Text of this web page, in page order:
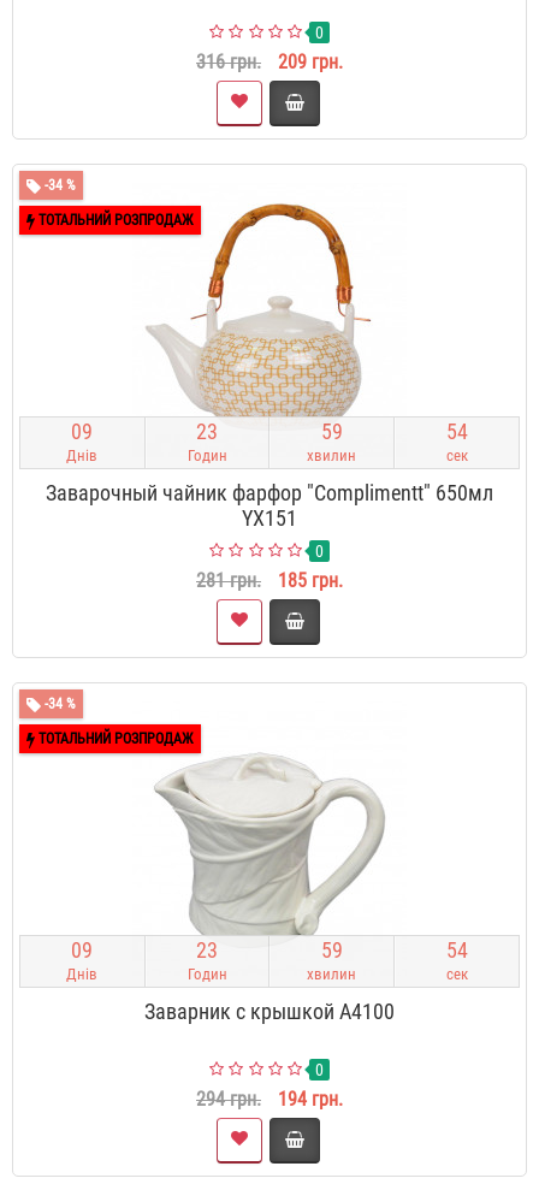
0
316 грн. 209 грн.
-34 %
ТОТАЛЬНИЙ РОЗПРОДАЖ
09
Днів
23
Годин
59
хвилин
53
сек
Заварочный чайник фарфор "Complimentt" 650мл
YX151
0
281 грн. 185 грн.
-34 %
ТОТАЛЬНИЙ РОЗПРОДАЖ
09
Днів
23
Годин
59
хвилин
53
сек
Заварник с крышкой A4100
0
294 грн. 194 грн.